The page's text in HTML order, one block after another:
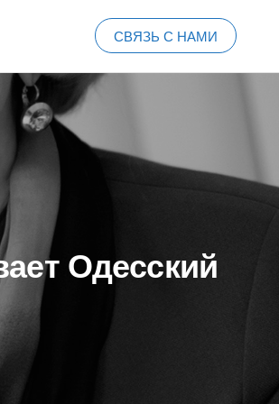
СВЯЗЬ С НАМИ
Одесский